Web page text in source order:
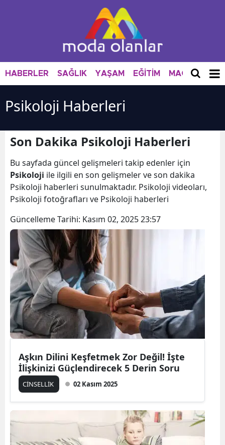
HABERLER SAĞLIK YAŞAM EĞİTİM MAGAZİN
Psikoloji Haberleri
Son Dakika Psikoloji Haberleri
Bu sayfada güncel gelişmeleri takip edenler için
Psikoloji ile ilgili en son gelişmeler ve son dakika
Psikoloji haberleri sunulmaktadır. Psikoloji videoları,
Psikoloji fotoğrafları ve Psikoloji haberleri
Güncelleme Tarihi: Kasım 02, 2025 23:57
Aşkın Dilini Keşfetmek Zor Değil! İşte
İlişkinizi Güçlendirecek 5 Derin Soru
CİNSELLİK 02 Kasım 2025